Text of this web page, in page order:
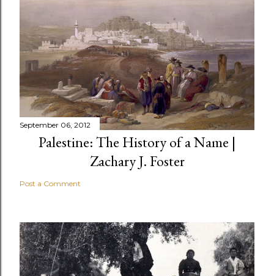
September 06, 2012
Palestine: The History of a Name |
Zachary J. Foster
Post a Comment